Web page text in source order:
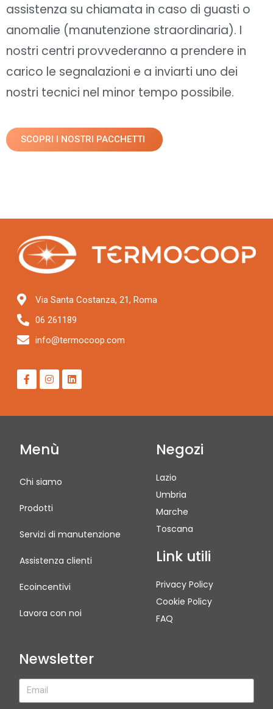
assistenza su chiamata in caso di guasti o
anomalie (manutenzione straordinaria). I
nostri centri provvederanno a prendere in
carico le segnalazioni e a inviarti uno dei
nostri tecnici nel minor tempo possibile.
SCOPRI I NOSTRI PACCHETTI
Via Santa Costanza, 21, Roma
06 261189
info@termocoop.com
Menù
Chi siamo
Prodotti
Servizi di manutenzione
Assistenza clienti
Ecoincentivi
Lavora con noi
Negozi
Lazio
Umbria
Marche
Toscana
Link utili
Privacy Policy
Cookie Policy
FAQ
Newsletter